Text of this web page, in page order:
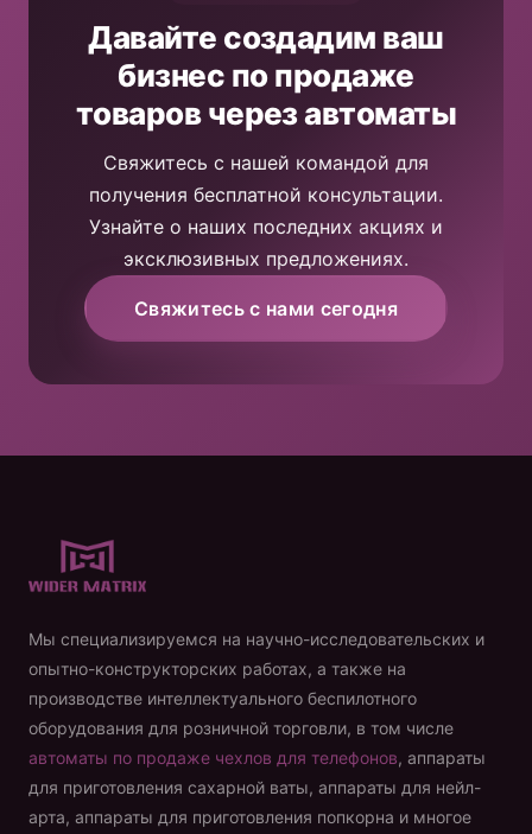
Давайте создадим ваш
бизнес по продаже
товаров через автоматы
Свяжитесь с нашей командой для
получения бесплатной консультации.
Узнайте о наших последних акциях и
эксклюзивных предложениях.
Свяжитесь с нами сегодня
Мы специализируемся на научно-исследовательских и
опытно-конструкторских работах, а также на
производстве интеллектуального беспилотного
оборудования для розничной торговли, в том числе
автоматы по продаже чехлов для телефонов, аппараты
для приготовления сахарной ваты, аппараты для нейл-
арта, аппараты для приготовления попкорна и многое